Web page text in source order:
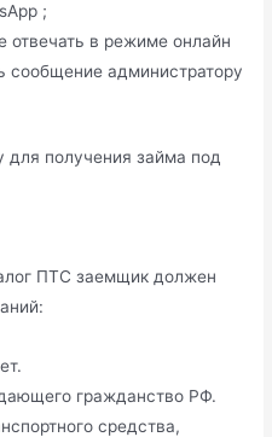
;
отвечать в режиме онлайн
сообщение администратору
для получения займа под
ПТС заемщик должен
гражданство РФ.
средства,